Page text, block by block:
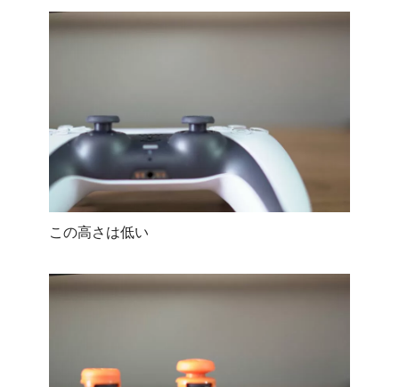
この高さは低い